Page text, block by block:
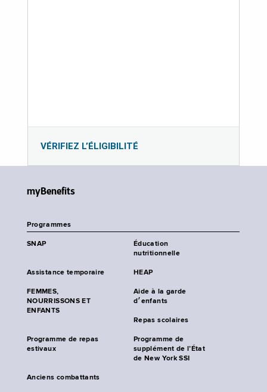
VÉRIFIEZ L’ÉLIGIBILITÉ
myBenefits
Programmes
SNAP
Éducation
nutritionnelle
Assistance temporaire HEAP
FEMMES,
NOURRISSONS ET
ENFANTS
Aide à la garde
d׳enfants
Repas scolaires
Programme de repas
estivaux
Programme de
supplément de l’État
de New York SSI
Anciens combattants